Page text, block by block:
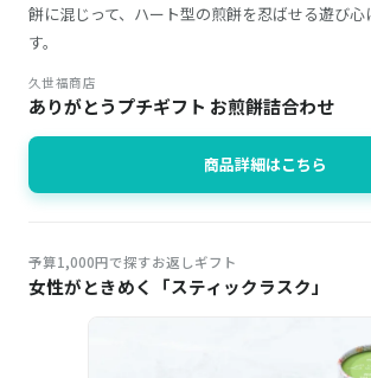
餅に混じって、ハート型の煎餅を忍ばせる遊び心
す。
久世福商店
ありがとうプチギフト お煎餅詰合わせ
商品詳細はこちら
予算1,000円で探すお返しギフト
女性がときめく「スティックラスク」